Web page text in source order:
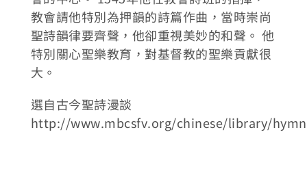
教會請他特別為押韻的詩篇作曲，當時崇尚
聖詩韻律要齊聲，他卻重視美妙的和聲。 他
特別關心聖樂教育，對基督教的聖樂貢獻很
大。
選自古今聖詩漫談
http://www.mbcsfv.org/chinese/library/